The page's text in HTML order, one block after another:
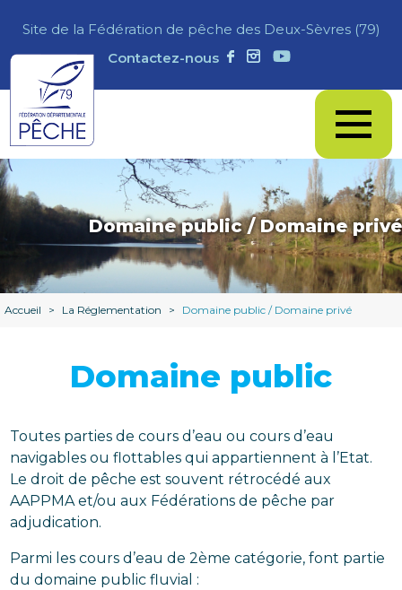
Site de la Fédération de pêche des Deux-Sèvres (79)
Contactez-nous
Domaine public / Domaine privé
Accueil > La Réglementation > Domaine public / Domaine privé
Domaine public
Toutes parties de cours d’eau ou cours d’eau
navigables ou flottables qui appartiennent à l’Etat.
Le droit de pêche est souvent rétrocédé aux
AAPPMA et/ou aux Fédérations de pêche par
adjudication.
Parmi les cours d’eau de 2ème catégorie, font partie
du domaine public fluvial :